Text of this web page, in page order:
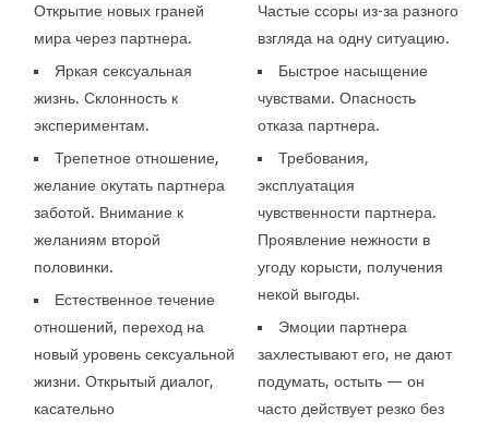
Открытие новых граней
мира через партнера.
Яркая сексуальная
жизнь. Склонность к
экспериментам.
Трепетное отношение,
желание окутать партнера
заботой. Внимание к
желаниям второй
половинки.
Естественное течение
отношений, переход на
новый уровень сексуальной
жизни. Открытый диалог,
касательно
Частые ссоры из-за разного
взгляда на одну ситуацию.
Быстрое насыщение
чувствами. Опасность
отказа партнера.
Требования,
эксплуатация
чувственности партнера.
Проявление нежности в
угоду корысти, получения
некой выгоды.
Эмоции партнера
захлестывают его, не дают
подумать, остыть — он
часто действует резко без